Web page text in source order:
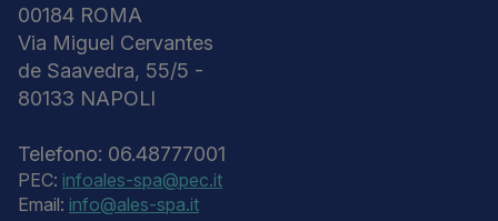
00184 ROMA
Via Miguel Cervantes
de Saavedra, 55/5 -
80133 NAPOLI
Telefono: 06.48777001
PEC: infoales-spa@pec.it
Email: info@ales-spa.it